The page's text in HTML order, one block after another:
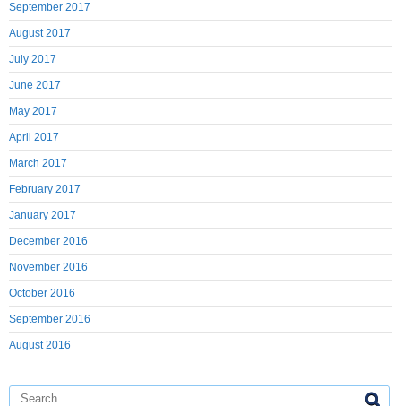
September 2017
August 2017
July 2017
June 2017
May 2017
April 2017
March 2017
February 2017
January 2017
December 2016
November 2016
October 2016
September 2016
August 2016